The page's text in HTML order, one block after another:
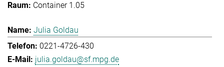
Container 1.05
Julia Goldau
0221-4726-430
julia.goldau@sf.mpg.de